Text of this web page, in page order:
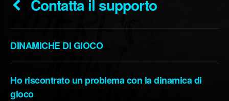
Contatta il supporto
DINAMICHE DI GIOCO
Ho riscontrato un problema con la dinamica di
gioco